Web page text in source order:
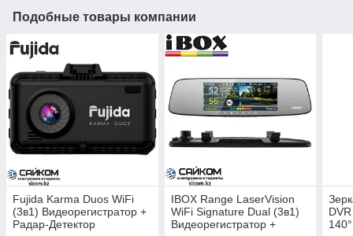
Подобные товары компании
Fujida Karma Duos WiFi
(3в1) Видеорегистратор +
Радар-Детектор
IBOX Range LaserVision
WiFi Signature Dual (3в1)
Видеорегистратор +